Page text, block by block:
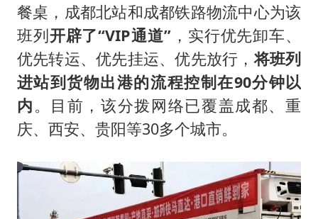
餐桌，成都北站和成都铁路物流中心为该
班列开辟了“VIP通道” ，实行优先卸车、
优先转运、优先挂运、优先放行，将班列
进站到货物出港的流程控制在90分钟以
内。目前，该分拨网络已覆盖成都、重
庆、西安、贵阳等30多个城市。